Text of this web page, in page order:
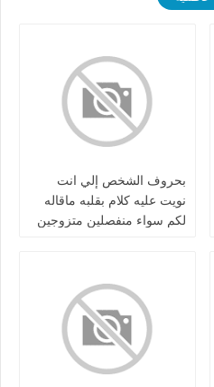
بحروف الشخص إلي انت
نويت عليه كلام بقلبه ماقاله
لكم سواء منفصلين متزوجين